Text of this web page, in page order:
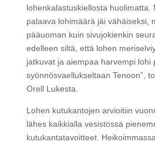
lohenkalastuskiellosta huolimatta.
palaava lohimäärä jäi vähäiseksi,
pääuoman kuin sivujokienkin
edelleen siltä, että lohen
jatkuvat ja aiempaa harvempi lohi
syönnösvaellukseltaan Tenoon”,
Orell Lukesta.
Lohen kutukantojen arvioitiin
lähes kaikkialla vesistössä
kutukantatavoitteet.